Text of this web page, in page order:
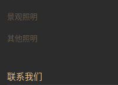
景观照明
其他照明
联系我们